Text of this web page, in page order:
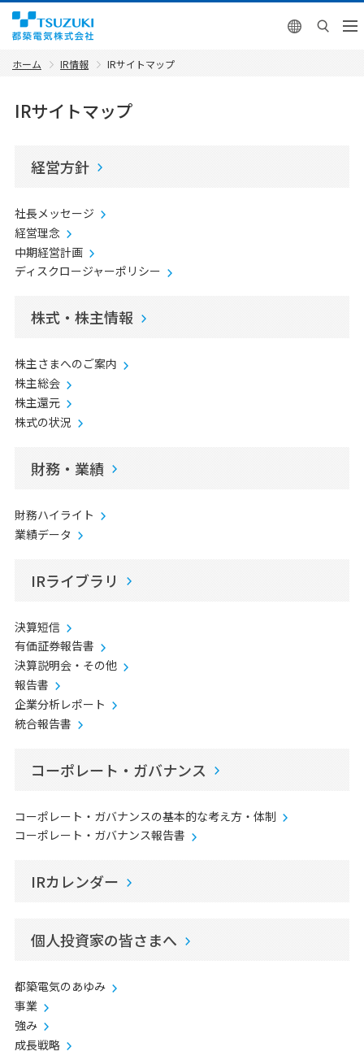
ホーム IR情報 IRサイトマップ
IRサイトマップ
経営方針
社長メッセージ
経営理念
中期経営計画
ディスクロージャーポリシー
株式・株主情報
株主さまへのご案内
株主総会
株主還元
株式の状況
財務・業績
財務ハイライト
業績データ
IRライブラリ
決算短信
有価証券報告書
決算説明会・その他
報告書
企業分析レポート
統合報告書
コーポレート・ガバナンス
コーポレート・ガバナンスの基本的な考え方・体制
コーポレート・ガバナンス報告書
IRカレンダー
個人投資家の皆さまへ
都築電気のあゆみ
事業
強み
成長戦略